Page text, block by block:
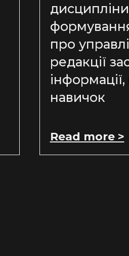
про
редакції
навичок
Read more >